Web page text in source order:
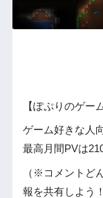
【ぽぷりのゲー
ゲーム好きな人
最高月間PVは
（※コメントど
報を共有しよう！